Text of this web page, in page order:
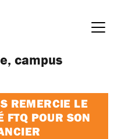
campus
REMERCIE LE
FTQ POUR SON